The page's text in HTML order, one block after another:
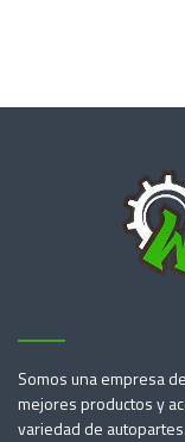
Somos una empresa
mejores productos y
variedad de